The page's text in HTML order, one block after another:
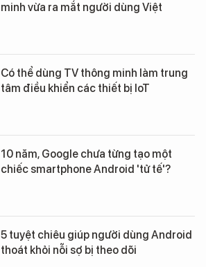
minh vừa ra mắt người dùng Việt
Có thể dùng TV thông minh làm trung
tâm điều khiển các thiết bị IoT
10 năm, Google chưa từng tạo một
chiếc smartphone Android 'tử tế'?
5 tuyệt chiêu giúp người dùng Android
thoát khỏi nỗi sợ bị theo dõi